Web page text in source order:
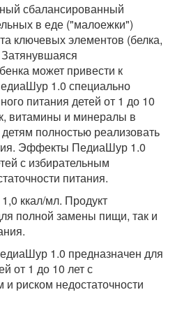
сбалансированный
в еде ("малоежки")
ключевых элементов (белка,
может привести к
1.0 специально
питания детей от 1 до 10
витамины и минералы в
полностью реализовать
Эффекты ПедиаШур 1.0
с избирательным
питания.
ккал/мл. Продукт
полной замены пищи, так и
1.0 предназначен для
от 1 до 10 лет с
риском недостаточности